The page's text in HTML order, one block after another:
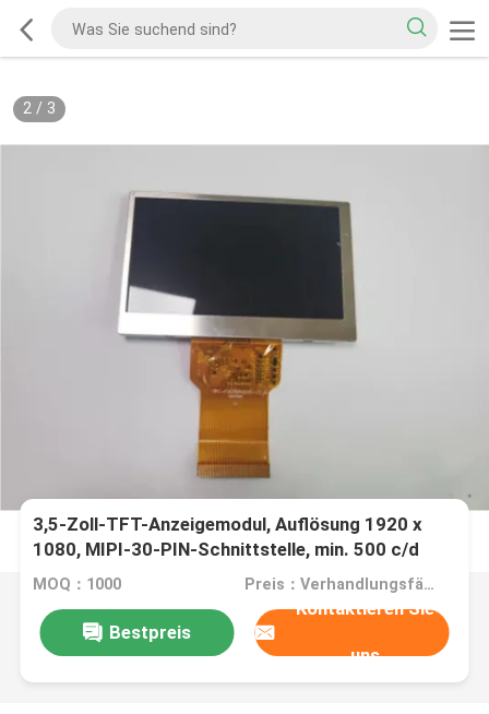
2/ 3
3,5-Zoll-TFT-Anzeigemodul, Auflösung 1920 x
1080, MIPI-30-PIN-Schnittstelle, min. 500 c/d
MOQ：1000 Preis：Verhandlungsfähig
Bestpreis
Kontaktieren Sie
uns